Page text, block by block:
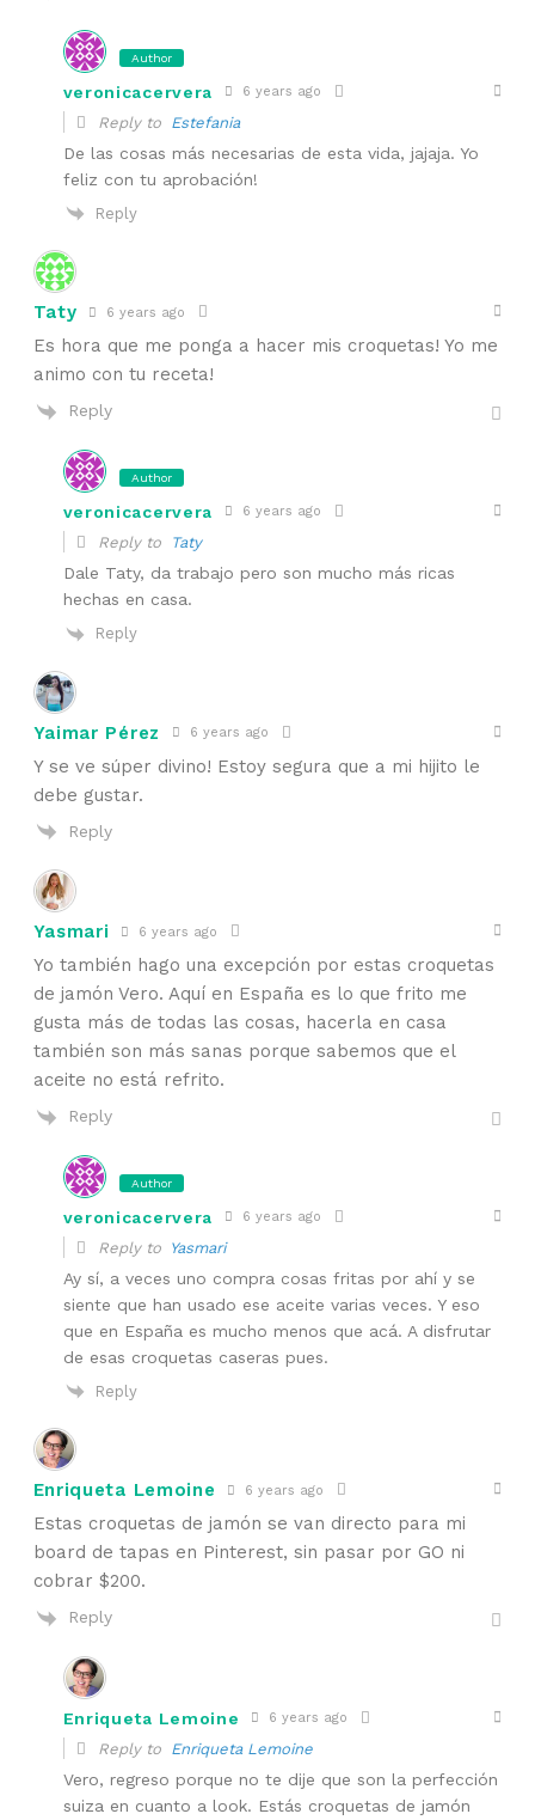
Author
veronicacervera 6 years ago
Reply to Estefania
De las cosas más necesarias de esta vida, jajaja. Yo
feliz con tu aprobación!
Reply
Taty 6 years ago
Es hora que me ponga a hacer mis croquetas! Yo me
animo con tu receta!
Reply
Author
veronicacervera 6 years ago
Reply to Taty
Dale Taty, da trabajo pero son mucho más ricas
hechas en casa.
Reply
Yaimar Pérez 6 years ago
Y se ve súper divino! Estoy segura que a mi hijito le
debe gustar.
Reply
Yasmari 6 years ago
Yo también hago una excepción por estas croquetas
de jamón Vero. Aquí en España es lo que frito me
gusta más de todas las cosas, hacerla en casa
también son más sanas porque sabemos que el
aceite no está refrito.
Reply
Author
veronicacervera 6 years ago
Reply to Yasmari
Ay sí, a veces uno compra cosas fritas por ahí y se
siente que han usado ese aceite varias veces. Y eso
que en España es mucho menos que acá. A disfrutar
de esas croquetas caseras pues.
Reply
Enriqueta Lemoine 6 years ago
Estas croquetas de jamón se van directo para mi
board de tapas en Pinterest, sin pasar por GO ni
cobrar $200.
Reply
Enriqueta Lemoine 6 years ago
Reply to Enriqueta Lemoine
Vero, regreso porque no te dije que son la perfección
suiza en cuanto a look. Estás croquetas de jamón